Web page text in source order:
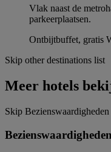
Vlak naast de
parkeerplaatsen.
Ontbijtbuffet, gratis
Skip other destinations list
Meer hotels
Skip
Bezienswaardigheden